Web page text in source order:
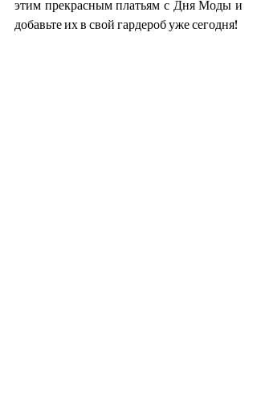
этим прекрасным платьям с Дня Моды и
добавьте их в свой гардероб уже сегодня!